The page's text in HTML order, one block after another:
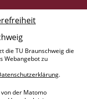
die TU Braunschweig die
Webangebot zu
.
der Matomo